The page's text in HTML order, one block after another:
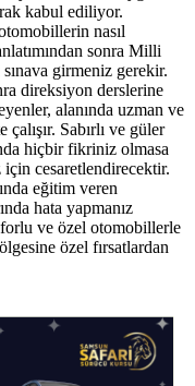
kabul ediliyor.
nasıl
sonra Milli
girmeniz gerekir.
direksiyon derslerine
alanında uzman ve
Sabırlı ve güler
hiçbir fikriniz olmasa
için cesaretlendirecektir.
eğitim veren
hata yapmanız
ve özel otomobillerle
özel fırsatlardan